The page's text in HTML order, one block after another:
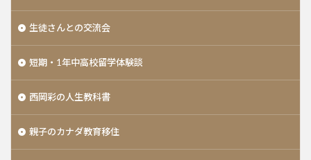
生徒さんとの交流会
短期・1年中高校留学体験談
西岡彩の人生教科書
親子のカナダ教育移住